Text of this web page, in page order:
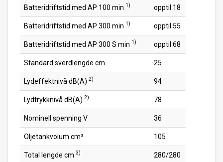
Batteridriftstid med AP 100 min 1) opptil 18
Batteridriftstid med AP 300 min 1) opptil 55
Batteridriftstid med AP 300 S min 1) opptil 68
Standard sverdlengde cm 25
Lydeffektnivå dB(A) 2) 94
Lydtrykknivå dB(A) 2) 78
Nominell spenning V 36
Oljetankvolum cm³ 105
Total lengde cm 3) 280/280